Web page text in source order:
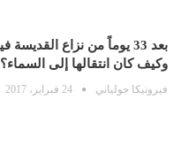
بعد 33 يوماً من نزاع
وكيف كان انتقالها إلى السماء؟
فيرونيكا جولياني 24 فبراير، 2017